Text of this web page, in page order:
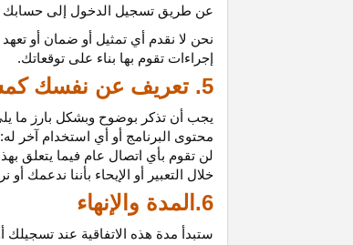
عن طريق تسجيل الدخول إلى حسابك
نحن لا نقدم أي تمثيل أو ضمان أو
إجراءات تقوم بها بناء على توقعاتك.
5. تعريف عن نفسك كمشارك
يجب أن تذكر بوضوح وبشكل بارز ما
محتوى البرنامج أو أي استخدام آخر
لن تقوم بأي اتصال عام فيما يتعلق
خلال التعبير أو الإيحاء بأننا ندعمك
6.المدة والإنهاء
ستبدأ مدة هذه الاتفاقية عند